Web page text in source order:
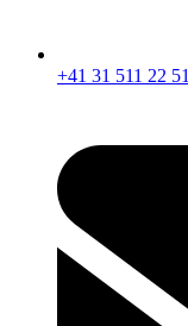
+41 31 511 22 51